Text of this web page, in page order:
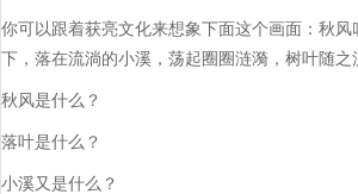
你可以跟着获亮文化来想象下面这个画面：秋
下，落在流淌的小溪，荡起圈圈涟漪，树叶随
秋风是什么？
落叶是什么？
小溪又是什么？